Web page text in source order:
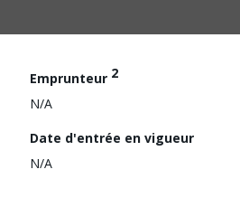
Emprunteur 2
N/A
Date d'entrée en vigueur
N/A